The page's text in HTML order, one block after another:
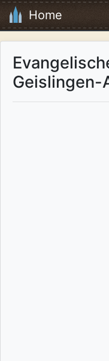
Home
Geislingen-